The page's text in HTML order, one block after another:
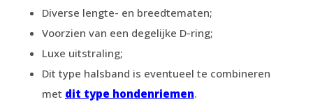
Diverse lengte- en breedtematen;
Voorzien van een degelijke D-ring;
Luxe uitstraling;
Dit type halsband is eventueel te combineren
met dit type hondenriemen.